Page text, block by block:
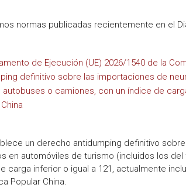
normas publicadas recientemente en el
de Ejecución (UE) 2026/1540 de la
definitivo sobre las importaciones de
autobuses o camiones, con un índice de
un derecho antidumping definitivo
en automóviles de turismo (incluidos los
carga inferior o igual a 121, actualmente
Popular China.